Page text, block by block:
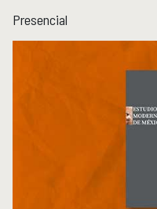
Presencial